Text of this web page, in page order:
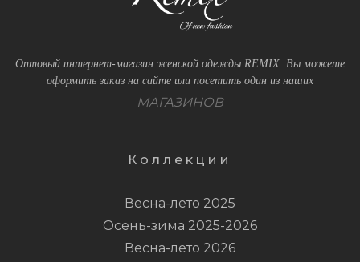
Оптовый интернет-магазин женской одежды REMIX. Вы можете
оформить заказ на сайте или посетить один из наших
МАГАЗИНОВ
Коллекции
Весна-лето 2025
Осень-зима 2025-2026
Весна-лето 2026